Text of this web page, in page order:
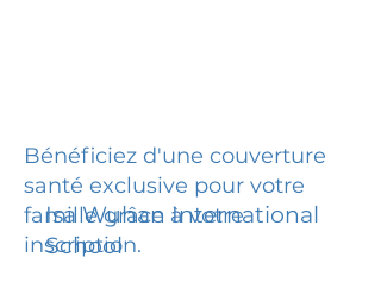
Bénéficiez d'une couverture
santé exclusive pour votre
famille grâce à votre
inscription.
Isa Wuhan International
School